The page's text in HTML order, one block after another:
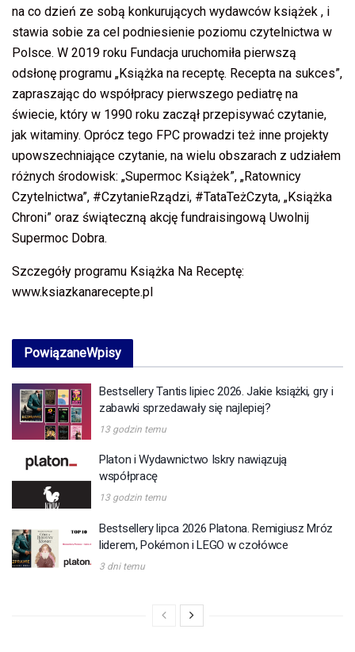
na co dzień ze sobą konkurujących wydawców książek , i
stawia sobie za cel podniesienie poziomu czytelnictwa w
Polsce. W 2019 roku Fundacja uruchomiła pierwszą
odsłonę programu „Książka na receptę. Recepta na sukces”,
zapraszając do współpracy pierwszego pediatrę na
świecie, który w 1990 roku zaczął przepisywać czytanie,
jak witaminy. Oprócz tego FPC prowadzi też inne projekty
upowszechniające czytanie, na wielu obszarach z udziałem
różnych środowisk: „Supermoc Książek”, „Ratownicy
Czytelnictwa”, #CzytanieRządzi, #TataTeżCzyta, „Książka
Chroni” oraz świąteczną akcję fundraisingową Uwolnij
Supermoc Dobra.
Szczegóły programu Książka Na Receptę:
www.ksiazkanarecepte.pl
PowiązaneWpisy
Bestsellery Tantis lipiec 2026. Jakie książki, gry i
zabawki sprzedawały się najlepiej?
13 godzin temu
Platon i Wydawnictwo Iskry nawiązują
współpracę
13 godzin temu
Bestsellery lipca 2026 Platona. Remigiusz Mróz
liderem, Pokémon i LEGO w czołówce
3 dni temu